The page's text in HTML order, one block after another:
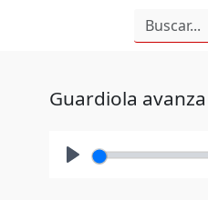
Guardiola